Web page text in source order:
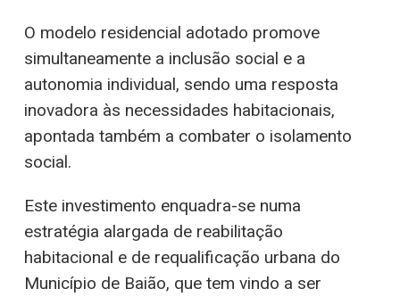
O modelo residencial adotado promove
simultaneamente a inclusão social e a
autonomia individual, sendo uma resposta
inovadora às necessidades habitacionais,
apontada também a combater o isolamento
social.
Este investimento enquadra-se numa
estratégia alargada de reabilitação
habitacional e de requalificação urbana do
Município de Baião, que tem vindo a ser